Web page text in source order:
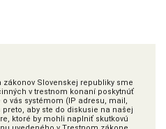
Slovenskej republiky sme
v trestnom konaní poskytnúť
vás systémom (IP adresu, mail,
aby ste do diskusie na našej
ktoré by mohli naplniť skutkovú